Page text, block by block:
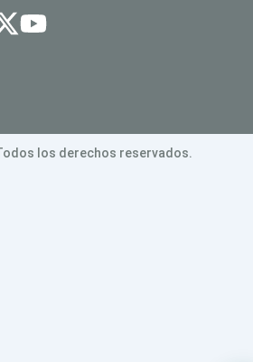
los derechos reservados.